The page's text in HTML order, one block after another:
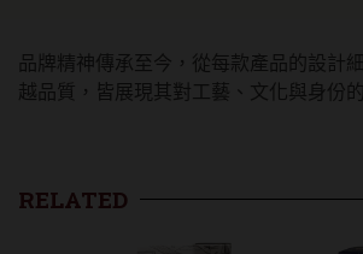
品牌精神傳承至今，從每款產品的設計
越品質，皆展現其對工藝、文化與身份的
RELATED